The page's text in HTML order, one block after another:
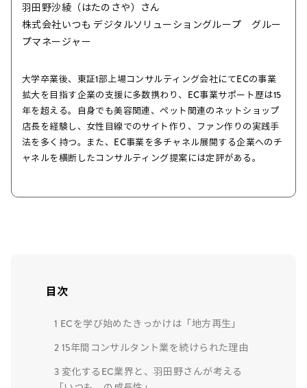
羽田野沙綾（はたのさや）さん
株式会社いつも デジタルソリューショングループ グルー
プマネージャー
大学卒業後、東証1部上場コンサルティング会社にてECの事業
拡大を目指す企業の支援に多数携わり、EC事業サポート歴は15
年を超える。自身でも美容関連、ペット関連のネットショップ
店長を経験し、女性目線でのサイト作り、ファン作りの実践手
法を多く持つ。また、EC事業を多チャネル展開する企業へのチ
ャネルを横断したコンサルティング提案には定評がある。
目次
1 ECを学び始めたきっかけは「地方再生」
2 15年間コンサルタント業を続けられた理由
3 変化するEC業界と、羽田野さんが考える